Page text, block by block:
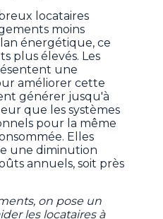
locataires
moins
énergétique, ce
plus élevés. Les
une
améliorer cette
générer jusqu'à
que les systèmes
pour la même
Elles
une diminution
annuels, soit près
on pose un
les locataires à